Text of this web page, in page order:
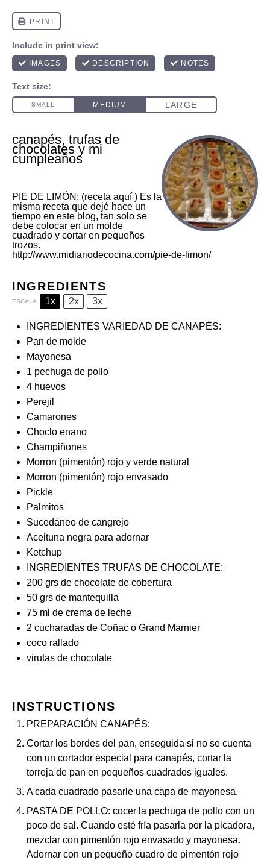
canapés, trufas de
chocolates y mi
cumpleaños
PIE DE LIMÓN: (receta aquí ) Es la
misma receta que dejé hace un
tiempo en este blog, tan solo se
debe colocar en un molde
cuadrado y cortar en pequeños
trozos.
http://www.midiariodecocina.com/pie-de-limon/
INGREDIENTS
ESCALA 1x 2x 3x
INGREDIENTES VARIEDAD DE CANAPÉS:
Pan de molde
Mayonesa
1 pechuga de pollo
4 huevos
Perejil
Camarones
Choclo enano
Champiñones
Morron (pimentón) rojo y verde natural
Morron (pimentón) rojo envasado
Pickle
Palmitos
Sucedáneo de cangrejo
Aceituna negra para adornar
Ketchup
INGREDIENTES TRUFAS DE CHOCOLATE:
200 grs de chocolate de cobertura
50 grs de mantequilla
75 ml de crema de leche
2 cucharadas de Coñac o Grand Marnier
coco rallado
virutas de chocolate
INSTRUCTIONS
PREPARACIÓN CANAPÉS:
Cortar los bordes del pan, enseguida si no se cuenta
con un cortador especial para canapés, cortar la
torreja de pan en pequeños cuadrados iguales.
A cada cuadrado pasarle una capa de mayonesa.
PASTA DE POLLO: cocer la pechuga de pollo con un
poco de sal. Cuando esté fría pasarla por la picadora,
mezclar con pimentón rojo envasado y mayonesa.
Adornar con un pequeño cuadro de pimentón rojo